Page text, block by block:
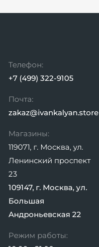
Телефон:
+7 (499) 322-9105
Почта:
zakaz@ivankalyan.store
Магазины:
119071, г. Москва, ул.
Ленинский проспект
23
109147, г. Москва, ул.
Большая
Андроньевская 22
Режим работы: